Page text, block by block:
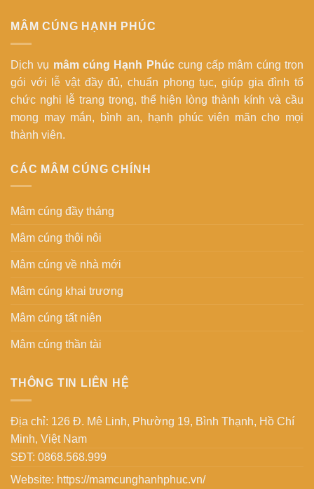
MÂM CÚNG HẠNH PHÚC
Dịch vụ mâm cúng Hạnh Phúccung cấp mâm cúng trọn
gói với lễ vật đầy đủ, chuẩn phong tục, giúp gia đình tổ
chức nghi lễ trang trọng, thể hiện lòng thành kính và cầu
mong may mắn, bình an, hạnh phúc viên mãn cho mọi
thành viên.
CÁC MÂM CÚNG CHÍNH
Mâm cúng đầy tháng
Mâm cúng thôi nôi
Mâm cúng về nhà mới
Mâm cúng khai trương
Mâm cúng tất niên
Mâm cúng thần tài
THÔNG TIN LIÊN HỆ
Địa chỉ: 126 Đ. Mê Linh, Phường 19, Bình Thạnh, Hồ Chí
Minh, Việt Nam
SĐT: 0868.568.999
Website: https://mamcunghanhphuc.vn/